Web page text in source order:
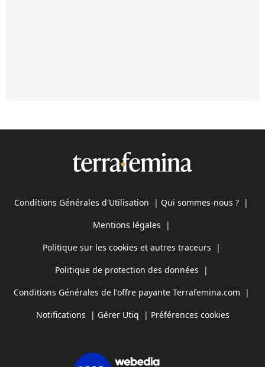
Conditions Générales d'Utilisation | Qui sommes-nous ? |
Mentions légales |
Politique sur les cookies et autres traceurs |
Politique de protection des données |
Conditions Générales de l'offre payante Terrafemina.com |
Notifications | Gérer Utiq | Préférences cookies